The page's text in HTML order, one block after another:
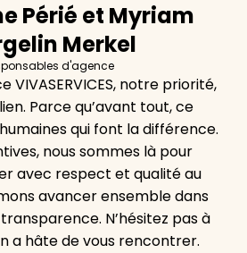
Périé et Myriam
Merkel
d'agence
VIVASERVICES, notre priorité,
Parce qu’avant tout, ce
qui font la différence.
nous sommes là pour
avec respect et qualité au
avancer ensemble dans
N’hésitez pas à
a hâte de vous rencontrer.